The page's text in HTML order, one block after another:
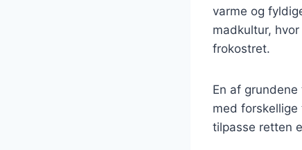
varme og
madkultur,
frokostret.
En af
med
tilpasse retten